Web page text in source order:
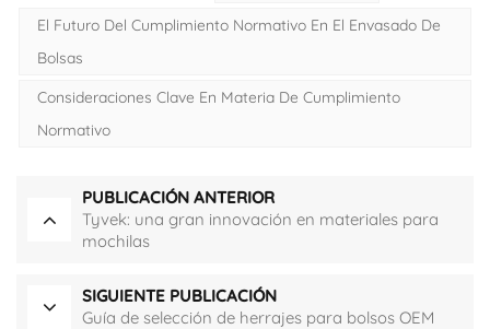
El Futuro Del Cumplimiento Normativo En El Envasado De
Bolsas
Consideraciones Clave En Materia De Cumplimiento
Normativo
PUBLICACIÓN ANTERIOR
Tyvek: una gran innovación en materiales para
mochilas
SIGUIENTE PUBLICACIÓN
Guía de selección de herrajes para bolsos OEM